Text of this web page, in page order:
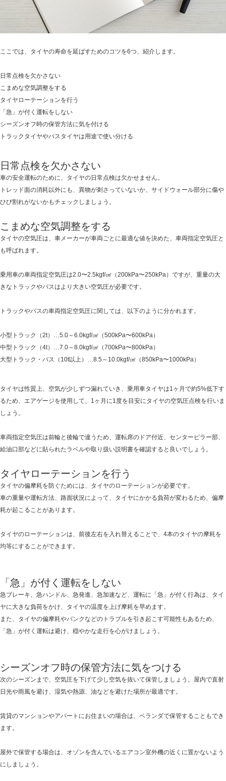
ここでは、タイヤの寿命を延ばすためのコツを6つ、紹介します。
日常点検を欠かさない
こまめな空気調整をする
タイヤローテーションを行う
「急」が付く運転をしない
シーズンオフ時の保管方法に気を付ける
トラックタイヤやバスタイヤは用途で使い分ける
日常点検を欠かさない
車の安全運転のために、タイヤの日常点検は欠かせません。
トレッド面の消耗以外にも、異物が刺さっていないか、サイドウォール部分に傷や
ひび割れがないかもチェックしましょう。
こまめな空気調整をする
タイヤの空気圧は、車メーカーが車両ごとに最適な値を決めた、車両指定空気圧と
も呼ばれます。
乗用車の車両指定空気圧は2.0〜2.5kgf/㎠（200kPa〜250kPa）ですが、重量の大
きなトラックやバスはより大きい空気圧が必要です。
トラックやバスの車両指定空気圧に関しては、以下のように分かれます。
小型トラック（2t）…5.0～6.0kgf/㎠（500kPa〜600kPa）
中型トラック（4t）…7.0～8.0kgf/㎠（700kPa〜800kPa）
大型トラック・バス（10t以上）…8.5～10.0kgf/㎠（850kPa〜1000kPa）
タイヤは性質上、空気が少しずつ漏れていき、乗用車タイヤは1ヶ月で約5%低下す
るため、エアゲージを使用して、1ヶ月に1度を目安にタイヤの空気圧点検を行いま
しょう。
車両指定空気圧は前輪と後輪で違うため、運転席のドア付近、センターピラー部、
給油口部などに貼られたラベルや取り扱い説明書を確認すると良いでしょう。
タイヤローテーションを行う
タイヤの偏摩耗を防ぐためには、タイヤのローテーションが必要です。
車の重量や運転方法、路面状況によって、タイヤにかかる負荷が変わるため、偏摩
耗が起こることがあります。
タイヤのローテーションは、前後左右を入れ替えることで、4本のタイヤの摩耗を
均等にすることができます。
「急」が付く運転をしない
急ブレーキ、急ハンドル、急発進、急加速など、運転に「急」が付く行為は、タイ
ヤに大きな負荷をかけ、タイヤの温度を上げ摩耗を早めます。
また、タイヤの偏摩耗やパンクなどのトラブルを引き起こす可能性もあるため、
「急」が付く運転は避け、穏やかな走行を心がけましょう。
シーズンオフ時の保管方法に気をつける
次のシーズンまで、空気圧を下げて少し空気を抜いて保管しましょう。屋内で直射
日光や雨風を避け、湿気や熱源、油などを避けた場所が最適です。
賃貸のマンションやアパートにお住まいの場合は、ベランダで保管することもでき
ます。
屋外で保管する場合は、オゾンを含んでいるエアコン室外機の近くに置かないよう
にしましょう。